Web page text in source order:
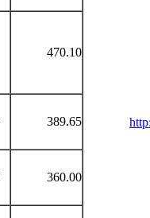
470.10
389.65
360.00